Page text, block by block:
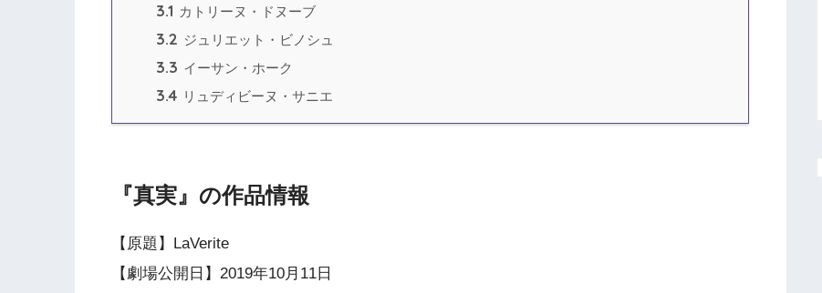
3.1 カトリーヌ・ドヌーブ
3.2 ジュリエット・ビノシュ
3.3 イーサン・ホーク
3.4 リュディビーヌ・サニエ
『真実』の作品情報
【原題】LaVerite
【劇場公開日】2019年10月11日